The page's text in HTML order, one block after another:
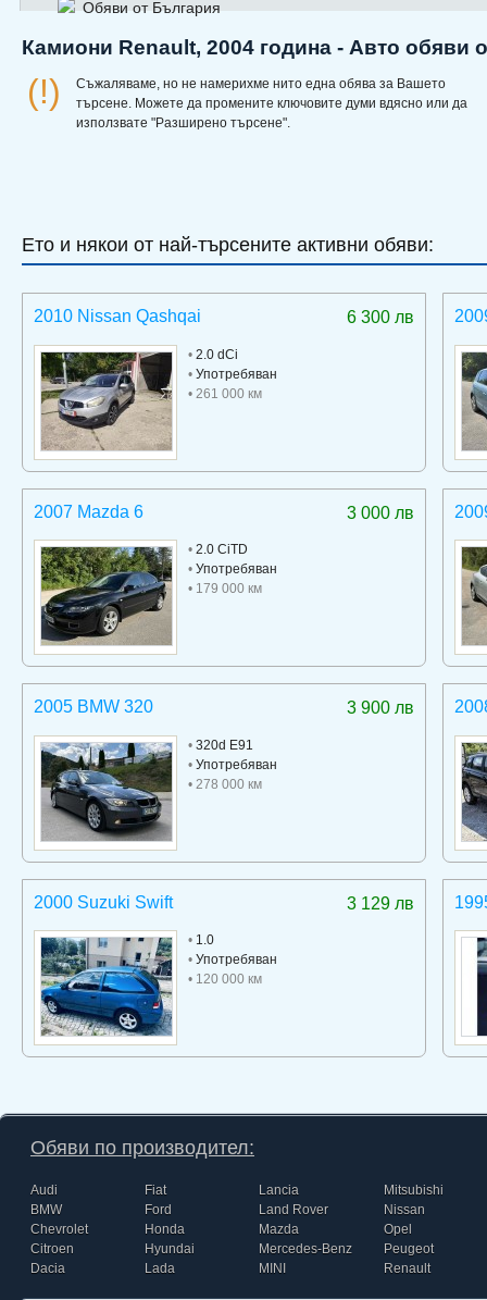
Обяви от България
Камиони Renault, 2004 година - Авто обяви
(!)
Съжаляваме, но не намерихме нито една обява за Вашето
търсене. Можете да промените ключовите думи вдясно или да
използвате "Разширено търсене".
Ето и някои от най-търсените активни обяви:
6 300 лв
2010 Nissan Qashqai
• 2.0 dCi
• Употребяван
• 261 000 км
3 000 лв
2007 Mazda 6
• 2.0 CiTD
• Употребяван
• 179 000 км
3 900 лв
2005 BMW 320
• 320d E91
• Употребяван
• 278 000 км
3 129 лв
2000 Suzuki Swift
• 1.0
• Употребяван
• 120 000 км
Обяви по производител:
Audi
BMW
Chevrolet
Citroen
Dacia
Fiat
Ford
Honda
Hyundai
Lada
Lancia
Land Rover
Mazda
Mercedes-Benz
MINI
Mitsubishi
Nissan
Opel
Peugeot
Renault